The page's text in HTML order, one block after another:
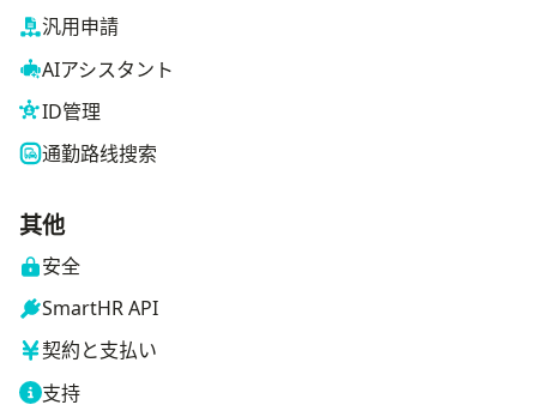
汎用申請
AIアシスタント
ID管理
通勤路线搜索
其他
安全
SmartHR API
契約と支払い
支持